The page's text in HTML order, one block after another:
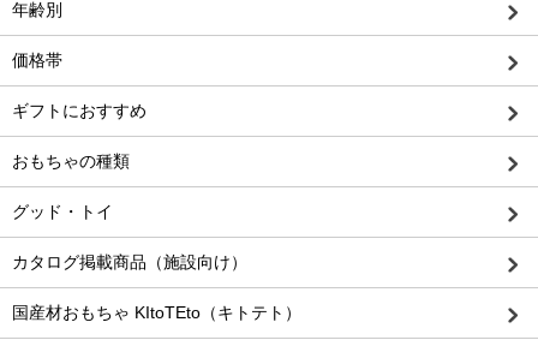
年齢別
価格帯
ギフトにおすすめ
おもちゃの種類
グッド・トイ
カタログ掲載商品（施設向け）
国産材おもちゃ KItoTEto（キトテト）